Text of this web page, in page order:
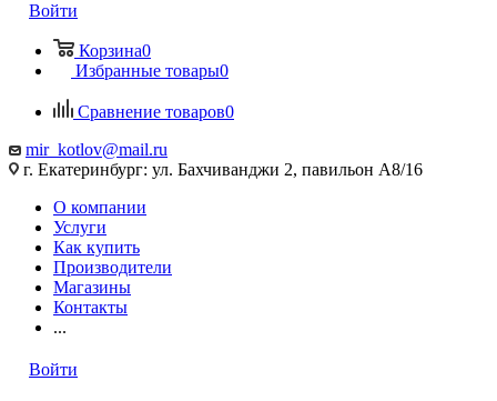
Войти
Корзина0
Избранные товары0
Сравнение товаров0
mir_kotlov@mail.ru
г. Екатеринбург: ул. Бахчиванджи 2, павильон А8/16
О компании
Услуги
Как купить
Производители
Магазины
Контакты
...
Войти